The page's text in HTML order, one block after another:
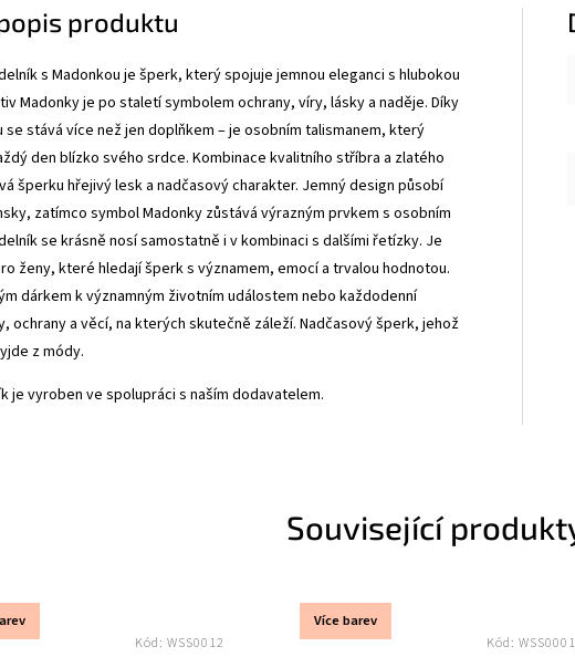
produktu
s Madonkou je šperk, který spojuje jemnou eleganci s hlubokou
Madonky je po staletí symbolem ochrany, víry, lásky a naděje. Díky
se stává více než jen doplňkem – je osobním talismanem, který
den blízko svého srdce. Kombinace kvalitního stříbra a zlatého
šperku hřejivý lesk a nadčasový charakter. Jemný design působí
zatímco symbol Madonky zůstává výrazným prvkem s osobním
se krásně nosí samostatně i v kombinaci s dalšími řetízky. Je
ženy, které hledají šperk s významem, emocí a trvalou hodnotou.
dárkem k významným životním událostem nebo každodenní
ochrany a věcí, na kterých skutečně záleží. Nadčasový šperk, jehož
z módy.
je vyroben ve spolupráci s naším dodavatelem.
Související
Kód: WSS0012
Více barev
Kód: WSS0001